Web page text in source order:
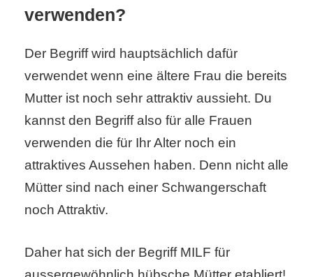
verwenden?
Der Begriff wird hauptsächlich dafür
verwendet wenn eine ältere Frau die bereits
Mutter ist noch sehr attraktiv aussieht. Du
kannst den Begriff also für alle Frauen
verwenden die für Ihr Alter noch ein
attraktives Aussehen haben. Denn nicht alle
Mütter sind nach einer Schwangerschaft
noch Attraktiv.
Daher hat sich der Begriff MILF für